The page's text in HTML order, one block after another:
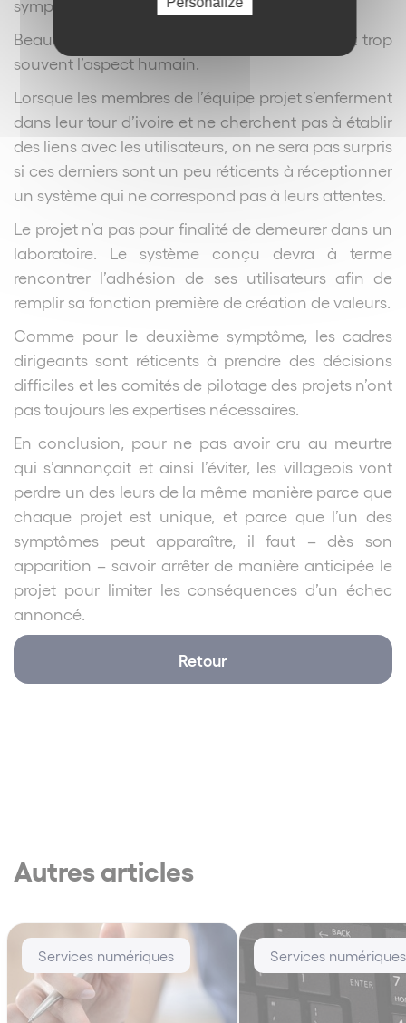
symptôme le plus grave.
Beaucoup de projets informatiques négligent trop
souvent l’aspect humain.
Lorsque les membres de l’équipe projet s’enferment
dans leur tour d’ivoire et ne cherchent pas à établir
des liens avec les utilisateurs, on ne sera pas surpris
si ces derniers sont un peu réticents à réceptionner
un système qui ne correspond pas à leurs attentes.
Le projet n’a pas pour finalité de demeurer dans un
laboratoire. Le système conçu devra à terme
rencontrer l’adhésion de ses utilisateurs afin de
remplir sa fonction première de création de valeurs.
Comme pour le deuxième symptôme, les cadres
dirigeants sont réticents à prendre des décisions
difficiles et les comités de pilotage des projets n’ont
pas toujours les expertises nécessaires.
En conclusion, pour ne pas avoir cru au meurtre
qui s’annonçait et ainsi l’éviter, les villageois vont
perdre un des leurs de la même manière parce que
chaque projet est unique, et parce que l’un des
symptômes peut apparaître, il faut – dès son
apparition – savoir arrêter de manière anticipée le
projet pour limiter les conséquences d’un échec
annoncé.
Retour
Autres articles
Services numériques Services numériques